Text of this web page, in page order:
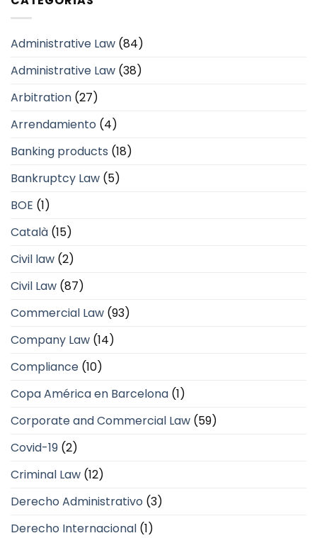
Administrative Law (84)
Administrative Law (38)
Arbitration (27)
Arrendamiento (4)
Banking products (18)
Bankruptcy Law (5)
BOE (1)
Català (15)
Civil law (2)
Civil Law (87)
Commercial Law (93)
Company Law (14)
Compliance (10)
Copa América en Barcelona (1)
Corporate and Commercial Law (59)
Covid-19 (2)
Criminal Law (12)
Derecho Administrativo (3)
Derecho Internacional (1)